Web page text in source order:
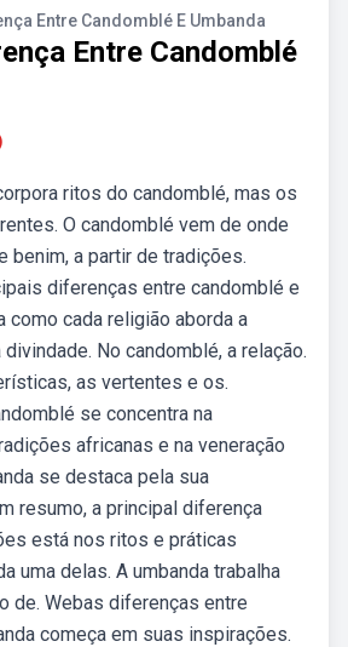
Entre Candomblé E Umbanda
Entre Candomblé
ritos do candomblé, mas os
O candomblé vem de onde
benim, a partir de tradições.
diferenças entre candomblé e
como cada religião aborda a
No candomblé, a relação.
as vertentes e os.
se concentra na
africanas e na veneração
se destaca pela sua
resumo, a principal diferença
está nos ritos e práticas
uma delas. A umbanda trabalha
de. Webas diferenças entre
começa em suas inspirações.